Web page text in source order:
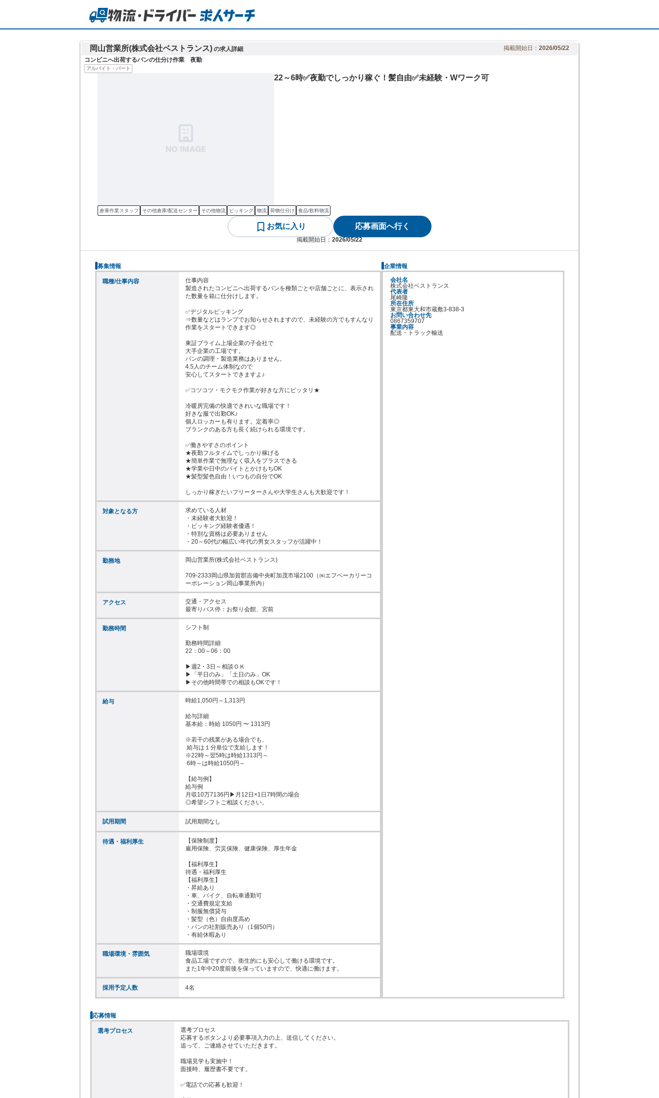
岡山営業所(株式会社ベストランス) の求人詳細 掲載開始日： 2026/05/22
コンビニへ出荷するパンの仕分け作業 夜勤
アルバイト・パート
22～6時✅夜勤でしっかり稼ぐ！髪自由✅未経験・Wワーク可
倉庫作業スタッフ その他倉庫/配送センター その他物流 ピッキング 物流 荷物仕分け 食品/飲料物流
お気に入り 応募画面へ行く
掲載開始日： 2026/05/22
募集情報
職種/仕事内容
仕事内容
製造されたコンビニへ出荷するパンを種類ごとや店舗ごとに、表示され
た数量を箱に仕分けします。
✅デジタルピッキング
⇒数量などはランプでお知らせされますので、未経験の方でもすんなり
作業をスタートできます◎
東証プライム上場企業の子会社で
大手企業の工場です。
パンの調理・製造業務はありません。
4.5人のチーム体制なので
安心してスタートできますよ♪
✅コツコツ・モクモク作業が好きな方にピッタリ★
冷暖房完備の快適できれいな職場です！
好きな服で出勤OK♪
個人ロッカーも有ります。定着率◎
ブランクのある方も長く続けられる環境です。
✅働きやすさのポイント
★夜勤フルタイムでしっかり稼げる
★簡単作業で無理なく収入をプラスできる
★学業や日中のバイトとかけもちOK
★髪型髪色自由！いつもの自分でOK
しっかり稼ぎたいフリーターさんや大学生さんも大歓迎です！
対象となる方
求めている人材
・未経験者大歓迎！
・ピッキング経験者優遇！
・特別な資格は必要ありません
・20～60代の幅広い年代の男女スタッフが活躍中！
勤務地 岡山営業所(株式会社ベストランス)
709-2333岡山県加賀郡吉備中央町加茂市場2100（㈱エフベーカリーコ
ーポレーション岡山事業所内）
アクセス
交通・アクセス
最寄りバス停：お祭り会館、宮前
勤務時間 シフト制
勤務時間詳細
22：00～06：00
▶週2・3日～相談ＯＫ
▶「平日のみ」「土日のみ」OK
▶その他時間帯での相談もOKです！
給与 時給1,050円～1,313円
給与詳細
基本給：時給 1050円 〜 1313円
※若干の残業がある場合でも、
※22時～翌5時は時給1313円～
【給与例】
給与例
月収10万7136円▶月12日×1日7時間の場合
◎希望シフトご相談ください。
試用期間 試用期間なし
待遇・福利厚生
【保険制度】
雇用保険、労災保険、健康保険、厚生年金
【福利厚生】
待遇・福利厚生
【福利厚生】
・昇給あり
・車、バイク、自転車通勤可
・交通費規定支給
・制服無償貸与
・髪型（色）自由度高め
・パンの社割販売あり（1個50円）
・有給休暇あり
職場環境・雰囲気
職場環境
食品工場ですので、衛生的にも安心して働ける環境です。
また1年中20度前後を保っていますので、快適に働けます。
採用予定人数 4名
企業情報
会社名
株式会社ベストランス
代表者
尾崎隆
所在住所
東京都東大和市蔵敷3-838-3
お問い合わせ先
0867359707
事業内容
配送・トラック輸送
応募情報
選考プロセス
選考プロセス
応募するボタンより必要事項入力の上、送信してください。
追って、ご連絡させていただきます。
職場見学も実施中！
面接時、履歴書不要です。
✅電話での応募も歓迎！